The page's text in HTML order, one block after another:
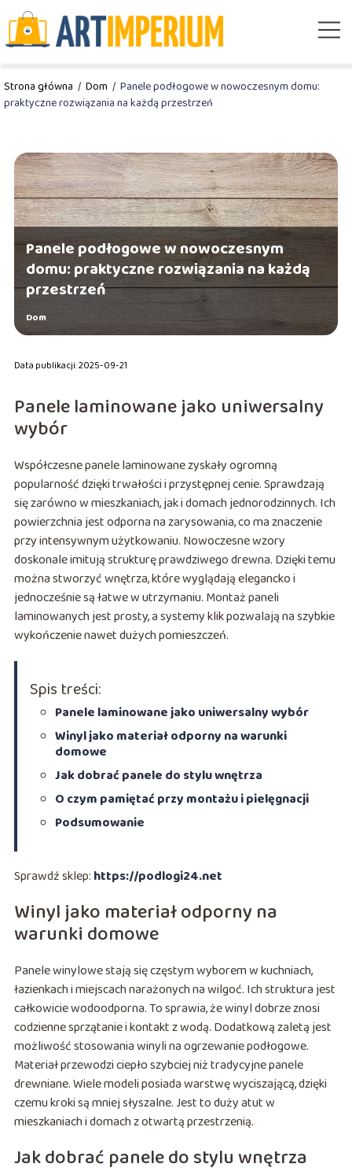
Strona główna / Dom / Panele podłogowe w nowoczesnym domu:
praktyczne rozwiązania na każdą przestrzeń
Panele podłogowe w nowoczesnym
domu: praktyczne rozwiązania na każdą
przestrzeń
Dom
Data publikacji: 2025-09-21
Panele laminowane jako uniwersalny
wybór
Współczesne panele laminowane zyskały ogromną
popularność dzięki trwałości i przystępnej cenie. Sprawdzają
się zarówno w mieszkaniach, jak i domach jednorodzinnych. Ich
powierzchnia jest odporna na zarysowania, co ma znaczenie
przy intensywnym użytkowaniu. Nowoczesne wzory
doskonale imitują strukturę prawdziwego drewna. Dzięki temu
można stworzyć wnętrza, które wyglądają elegancko i
jednocześnie są łatwe w utrzymaniu. Montaż paneli
laminowanych jest prosty, a systemy klik pozwalają na szybkie
wykończenie nawet dużych pomieszczeń.
Spis treści:
Panele laminowane jako uniwersalny wybór
Winyl jako materiał odporny na warunki
domowe
Jak dobrać panele do stylu wnętrza
O czym pamiętać przy montażu i pielęgnacji
Podsumowanie
Sprawdź sklep: https://podlogi24.net
Winyl jako materiał odporny na
warunki domowe
Panele winylowe stają się częstym wyborem w kuchniach,
łazienkach i miejscach narażonych na wilgoć. Ich struktura jest
całkowicie wodoodporna. To sprawia, że winyl dobrze znosi
codzienne sprzątanie i kontakt z wodą. Dodatkową zaletą jest
możliwość stosowania winyli na ogrzewanie podłogowe.
Materiał przewodzi ciepło szybciej niż tradycyjne panele
drewniane. Wiele modeli posiada warstwę wyciszającą, dzięki
czemu kroki są mniej słyszalne. Jest to duży atut w
mieszkaniach i domach z otwartą przestrzenią.
Jak dobrać panele do stylu wnętrza